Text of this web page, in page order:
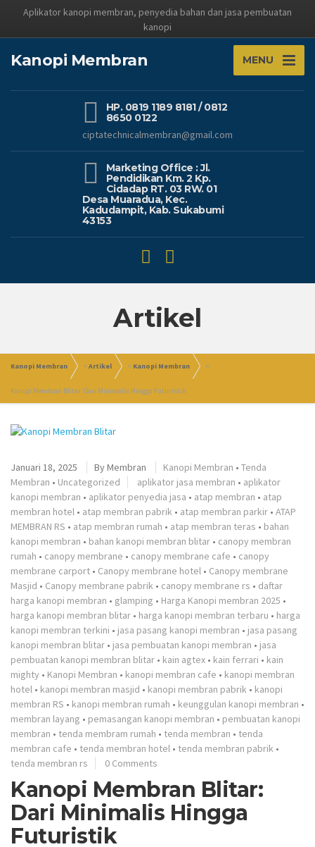
Aplikator kanopi membran, penyedia bahan dan jasa pembuatan
kanopi
Kanopi Membran MENU
HP. 0819 1189 8181 / 0812
8650 0122
ciptatechnicalmembran@gmail.com
Marketing Office : Jl.
Pendidikan Km. 2 Kp.
Cidadap RT. 03 RW. 01
Desa Muaradua, Kec.
Kadudampit, Kab. Sukabumi
43153
Artikel
Kanopi Membran >Artikel > Kanopi Membran >
Kanopi Membran Blitar: Dari Minimalis Hingga Futuristik
Januari 18, 2025 ByMembran Kanopi Membran • Tenda
Membran • Uncategorized aplikator jasa membran • aplikator
kanopi membran • aplikator penyedia jasa • atap membran • atap
membran hotel • atap membran pabrik • atap membran parkir • ATAP
MEMBRAN RS • atap membran rumah • atap membran teras • bahan
kanopi membran • bahan kanopi membran blitar • canopy membran
rumah • canopy membrane • canopy membrane cafe • canopy
membrane carport • Canopy membrane hotel • Canopy membrane
Masjid • Canopy membrane pabrik • canopy membrane rs • daftar
harga kanopi membran • glamping • Harga Kanopi membran 2025 •
harga kanopi membran blitar • harga kanopi membran terbaru • harga
kanopi membran terkini • jasa pasang kanopi membran • jasa pasang
kanopi membran blitar • jasa pembuatan kanopi membran • jasa
pembuatan kanopi membran blitar • kain agtex • kain ferrari • kain
mighty • Kanopi Membran • kanopi membran cafe • kanopi membran
hotel • kanopi membran masjid • kanopi membran pabrik • kanopi
membran RS • kanopi membran rumah • keunggulan kanopi membran •
membran layang • pemasangan kanopi membran • pembuatan kanopi
membran • tenda membram rumah • tenda membran • tenda
membran cafe • tenda membran hotel • tenda membran pabrik •
tenda membran rs
0 Comments
Kanopi Membran Blitar:
Dari Minimalis Hingga
Futuristik